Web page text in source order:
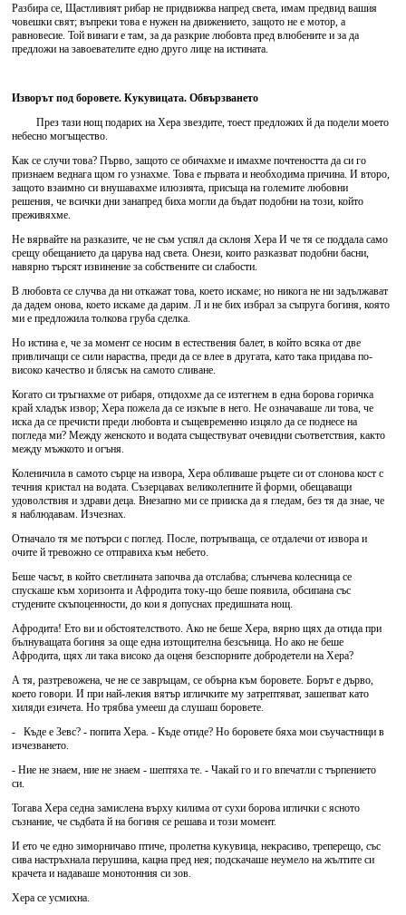
Разбира се, Щастливият рибар не придвижва напред света, имам предвид вашия
човешки свят; въпреки това е нужен на движението, защото не е мотор, а
равновесие. Той винаги е там, за да разкрие любовта пред влюбените и за да
предложи на завоевателите едно друго лице на истината.
Изворът под боровете. Кукувицата. Обвързването
През тази нощ подарих на Хера звездите, тоест предложих й да подели моето
небесно могъщество.
Как се случи това? Първо, защото се обичахме и имахме почтеността да си го
признаем веднага щом го узнахме. Това е първата и необходима причина. И второ,
защото взаимно си внушавахме илюзията, присъща на големите любовни
решения, че всички дни занапред биха могли да бъдат подобни на този, който
преживяхме.
Не вярвайте на разказите, че не съм успял да склоня Хера И че тя се поддала само
срещу обещанието да царува над света. Онези, които разказват подобни басни,
навярно търсят извинение за собствените си слабости.
В любовта се случва да ни откажат това, което искаме; но никога не ни задължават
да дадем онова, което искаме да дарим. Л и не бих избрал за съпруга богиня, която
ми е предложила толкова груба сделка.
Но истина е, че за момент се носим в естествения балет, в който всяка от две
привличащи се сили нараства, преди да се влее в другата, като така придава по-
високо качество и блясък на самото сливане.
Когато си тръгнахме от рибаря, отидохме да се изтегнем в една борова горичка
край хладък извор; Хера пожела да се изкъпе в него. Не означаваше ли това, че
иска да се пречисти преди любовта и същевременно изцяло да се поднесе на
погледа ми? Между женското и водата съществуват очевидни съответствия, както
между мъжкото и огъня.
Коленичила в самото сърце на извора, Хера обливаше ръцете си от слонова кост с
течния кристал на водата. Съзерцавах великолепните й форми, обещаващи
удоволствия и здрави деца. Внезапно ми се прииска да я гледам, без тя да знае, че
я наблюдавам. Изчезнах.
Отначало тя ме потърси с поглед. После, потръпваща, се отдалечи от извора и
очите й тревожно се отправиха към небето.
Беше часът, в който светлината започва да отслабва; слънчева колесница се
спускаше към хоризонта и Афродита току-що беше появила, обсипана със
студените скъпоценности, до кои я допуснах предишната нощ.
Афродита! Ето ви и обстоятелството. Ако не беше Хера, вярно щях да отида при
бълнуващата богиня за още една изтощителна безсъница. Но ако не беше
Афродита, щях ли така високо да оценя безспорните добродетели на Хера?
А тя, разтревожена, че не се завръщам, се обърна към боровете. Борът е дърво,
което говори. И при най-лекия вятър игличките му затрептяват, зашепват като
хиляди езичета. Но трябва умееш да слушаш боровете.
- Къде е Зевс? - попита Хера. - Къде отиде? Но боровете бяха мои съучастници в
изчезването.
- Ние не знаем, ние не знаем - шептяха те. - Чакай го и го впечатли с търпението
си.
Тогава Хера седна замислена върху килима от сухи борова иглички с ясното
съзнание, че съдбата й на богиня се решава и този момент.
И ето че едно зиморничаво птиче, пролетна кукувица, некрасиво, треперещо, със
сива настръхнала перушина, кацна пред нея; подскачаше неумело на жълтите си
крачета и надаваше монотонния си зов.
Хера се усмихна.